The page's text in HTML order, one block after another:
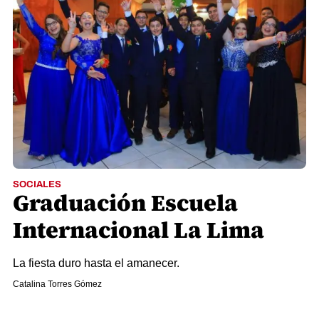
SOCIALES
Graduación Escuela
Internacional La Lima
La fiesta duro hasta el amanecer.
Catalina Torres Gómez